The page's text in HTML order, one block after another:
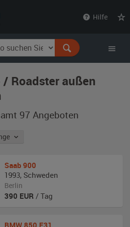
Hilfe
Roadster außen
97 Angeboten
Saab 900
1993, Schweden
Berlin
390 EUR / Tag
BMW 850 E31